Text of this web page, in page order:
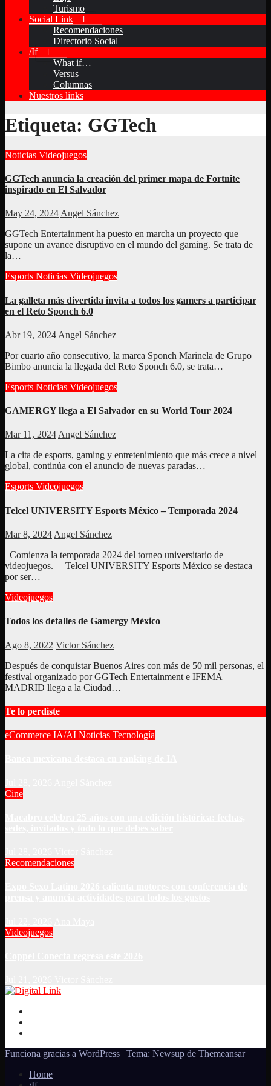
Turismo
Social Link
Recomendaciones
Directorio Social
/If
What if…
Versus
Columnas
Nuestros links
Etiqueta: GGTech
Noticias Videojuegos
GGTech anuncia la creación del primer mapa de Fortnite
inspirado en El Salvador
May 24, 2024Angel Sánchez
GGTech Entertainment ha puesto en marcha un proyecto que
supone un avance disruptivo en el mundo del gaming. Se trata de
la…
Esports Noticias Videojuegos
La galleta más divertida invita a todos los gamers a participar
en el Reto Sponch 6.0
Abr 19, 2024 Angel Sánchez
Por cuarto año consecutivo, la marca Sponch Marinela de Grupo
Bimbo anuncia la llegada del Reto Sponch 6.0, se trata…
Esports Noticias Videojuegos
GAMERGY llega a El Salvador en su World Tour 2024
Mar 11, 2024Angel Sánchez
La cita de esports, gaming y entretenimiento que más crece a nivel
global, continúa con el anuncio de nuevas paradas…
Esports Videojuegos
Telcel UNIVERSITY Esports México – Temporada 2024
Mar 8, 2024 Angel Sánchez
Comienza la temporada 2024 del torneo universitario de
videojuegos. Telcel UNIVERSITY Esports México se destaca
por ser…
Videojuegos
Todos los detalles de Gamergy México
Ago 8, 2022 Victor Sánchez
Después de conquistar Buenos Aires con más de 50 mil personas, el
festival organizado por GGTech Entertainment e IFEMA
MADRID llega a la Ciudad…
Te lo perdiste
eCommerce IA/AI Noticias Tecnología
Cine
Recomendaciones
Videojuegos
Funciona gracias a WordPress | Tema: Newsup de Themeansar
Home